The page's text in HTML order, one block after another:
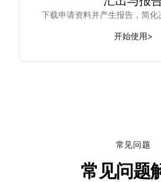
下载申请资料并产生报告，简化
开始使用>
常见问题
常见问题